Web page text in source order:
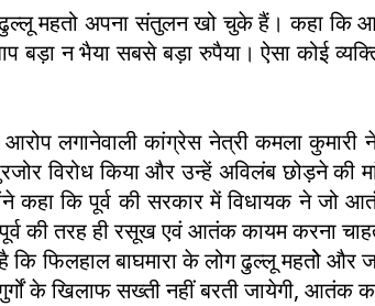
ढुल्लू महतो अपना संतुलन खो चुके हैं। कहा कि
बड़ा न भैया सबसे बड़ा रुपैया। ऐसा कोई
लगानेवाली कांग्रेस नेत्री कमला कुमारी
विरोध किया और उन्हें अविलंब छोड़ने की
कहा कि पूर्व की सरकार में विधायक ने जो
की तरह ही रसूख एवं आतंक कायम करना
कि फिलहाल बाघमारा के लोग ढुल्लू महतोे
के खिलाफ सख्ती नहीं बरती जायेगी, आतंक